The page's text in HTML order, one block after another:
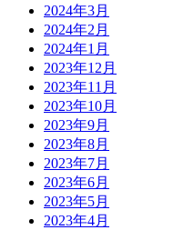
2024年3月
2024年2月
2024年1月
2023年12月
2023年11月
2023年10月
2023年9月
2023年8月
2023年7月
2023年6月
2023年5月
2023年4月